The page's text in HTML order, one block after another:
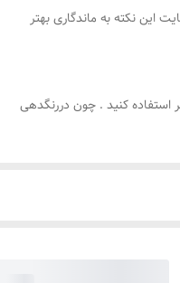
این نکته به ماندگاری بهتر
استفاده کنید . چون دررنگدهی